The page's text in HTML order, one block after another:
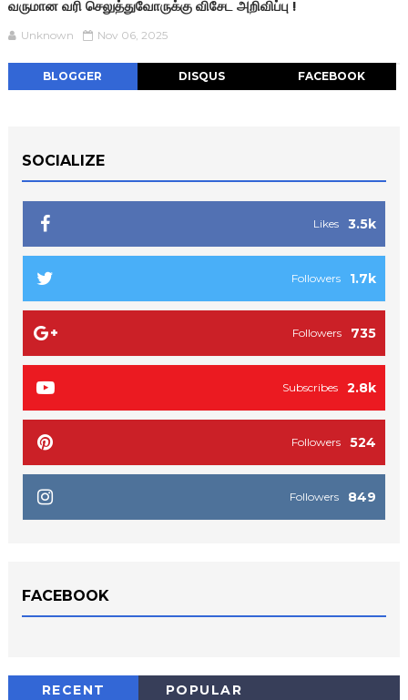
வருமான வரி செலுத்துவோருக்கு விசேட அறிவிப்பு !
Unknown Nov 06, 2025
BLOGGER DISQUS FACEBOOK
SOCIALIZE
3.5k
Likes
1.7k
Followers
735
Followers
2.8k
Subscribes
524
Followers
849
Followers
FACEBOOK
RECENT POPULAR